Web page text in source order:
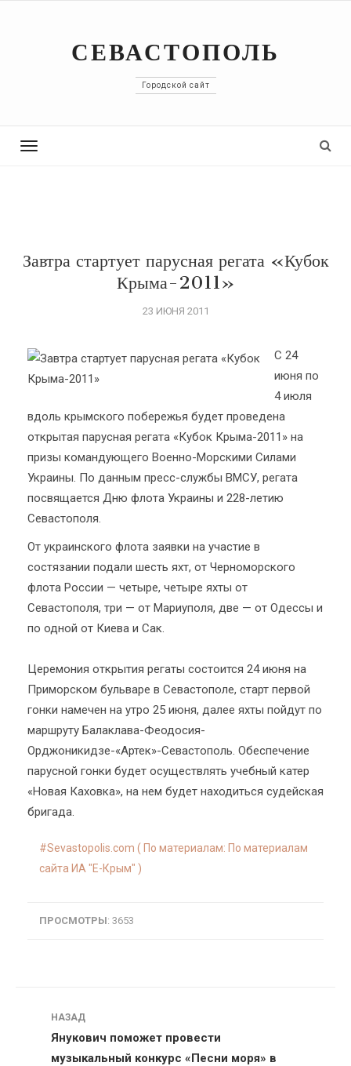
СЕВАСТОПОЛЬ
Городской сайт
Toggle
Завтра стартует парусная регата «Кубок
Крыма-2011»
23 ИЮНЯ 2011
С 24
июня по
4 июля
вдоль крымского побережья будет проведена
открытая парусная регата «Кубок Крыма-2011» на
призы командующего Военно-Морскими Силами
Украины. По данным пресс-службы ВМСУ, регата
посвящается Дню флота Украины и 228-летию
Севастополя.
От украинского флота заявки на участие в
состязании подали шесть яхт, от Черноморского
флота России — четыре, четыре яхты от
Севастополя, три — от Мариуполя, две — от Одессы и
по одной от Киева и Сак.
Церемония открытия регаты состоится 24 июня на
Приморском бульваре в Севастополе, старт первой
гонки намечен на утро 25 июня, далее яхты пойдут по
маршруту Балаклава-Феодосия-
Орджоникидзе-«Артек»-Севастополь. Обеспечение
парусной гонки будет осуществлять учебный катер
«Новая Каховка», на нем будет находиться судейская
бригада.
Sevastopolis.com ( По материалам: По материалам
сайта ИА "E-Крым" )
ПРОСМОТРЫ: 3653
Навигация
НАЗАД
Янукович поможет провести
музыкальный конкурс «Песни моря» в